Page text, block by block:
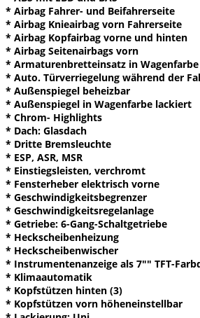
* Airbag Fahrer- und Beifahrerseite
* Airbag Knieairbag vorn Fahrerseite
* Airbag Kopfairbag vorne und hinten
* Airbag Seitenairbags vorn
* Armaturenbretteinsatz in Wagenfarbe
* Auto. Türverriegelung während der
* Außenspiegel beheizbar
* Außenspiegel in Wagenfarbe lackiert
* Chrom- Highlights
* Dach: Glasdach
* Dritte Bremsleuchte
* ESP, ASR, MSR
* Einstiegsleisten, verchromt
* Fensterheber elektrisch vorne
* Geschwindigkeitsbegrenzer
* Geschwindigkeitsregelanlage
* Getriebe: 6-Gang-Schaltgetriebe
* Heckscheibenheizung
* Heckscheibenwischer
* Instrumentenanzeige als 7"" TFT-
* Klimaautomatik
* Kopfstützen hinten (3)
* Kopfstützen vorn höheneinstellbar